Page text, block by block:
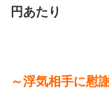
円あたり
～浮気相手に慰